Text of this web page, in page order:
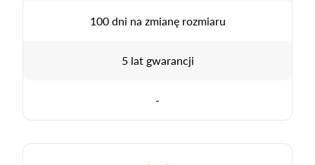
100 dni na zmianę rozmiaru
5 lat gwarancji
-